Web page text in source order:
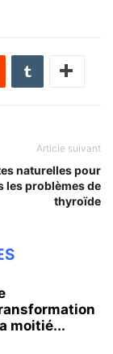
Article suivant
naturelles pour
les problèmes de
thyroïde
moitié...